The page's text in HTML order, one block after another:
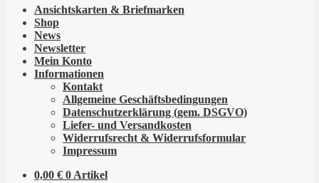
Ansichtskarten & Briefmarken
Shop
News
Newsletter
Mein Konto
Informationen
Kontakt
Allgemeine Geschäftsbedingungen
Datenschutzerklärung (gem. DSGVO)
Liefer- und Versandkosten
Widerrufsrecht & Widerrufsformular
Impressum
0,00 € 0 Artikel